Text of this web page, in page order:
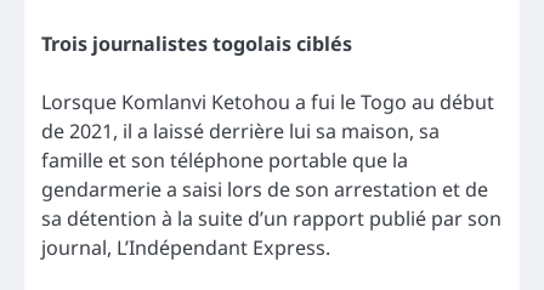
Trois journalistes togolais ciblés
Lorsque Komlanvi Ketohou a fui le Togo au début
de 2021, il a laissé derrière lui sa maison, sa
famille et son téléphone portable que la
gendarmerie a saisi lors de son arrestation et de
sa détention à la suite d’un rapport publié par son
journal, L’Indépendant Express.